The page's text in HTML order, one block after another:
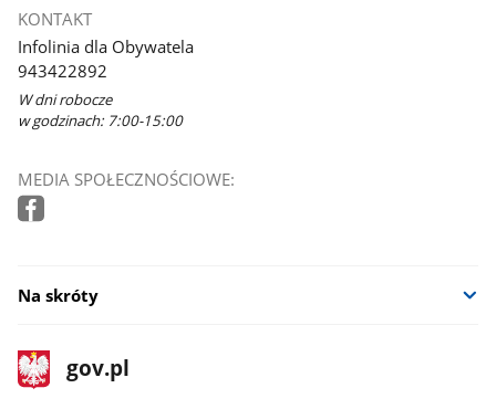
KONTAKT
Infolinia dla Obywatela
943422892
W dni robocze
w godzinach: 7:00-15:00
MEDIA SPOŁECZNOŚCIOWE:
Na skróty
stopka
gov.pl
Strona
gov.pl